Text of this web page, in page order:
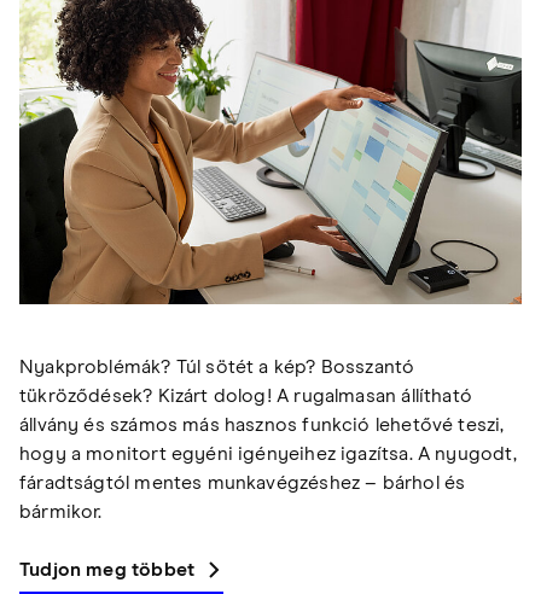
Nyakproblémák? Túl sötét a kép? Bosszantó
tükröződések? Kizárt dolog! A rugalmasan állítható
állvány és számos más hasznos funkció lehetővé teszi,
hogy a monitort egyéni igényeihez igazítsa. A nyugodt,
fáradtságtól mentes munkavégzéshez – bárhol és
bármikor.
Tudjon meg többet